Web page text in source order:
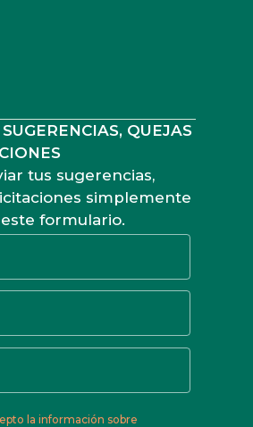
QUEJAS
tus sugerencias,
simplemente
formulario.
la información sobre